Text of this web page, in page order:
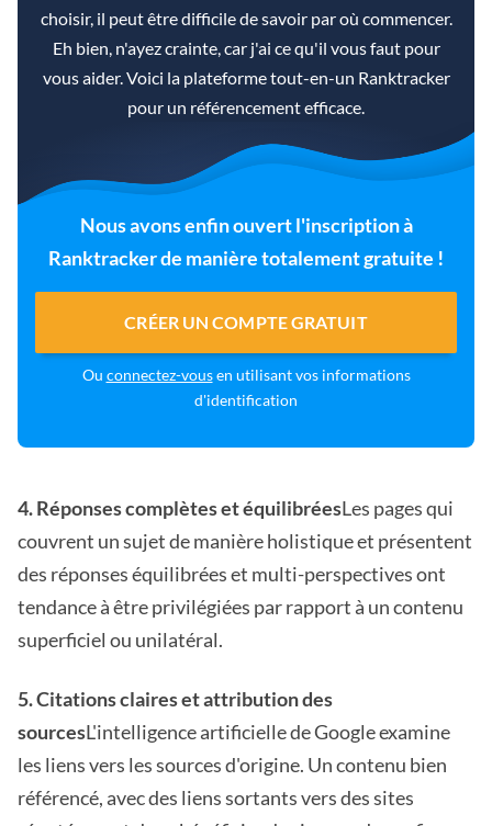
choisir, il peut être difficile de savoir par où commencer.
Eh bien, n'ayez crainte, car j'ai ce qu'il vous faut pour
vous aider. Voici la plateforme tout-en-un Ranktracker
pour un référencement efficace.
Nous avons enfin ouvert l'inscription à
Ranktracker de manière totalement gratuite !
CRÉER UN COMPTE GRATUIT
Ou connectez-vousen utilisant vos informations
d'identification
4. Réponses complètes et équilibréesLes pages qui
couvrent un sujet de manière holistique et présentent
des réponses équilibrées et multi-perspectives ont
tendance à être privilégiées par rapport à un contenu
superficiel ou unilatéral.
5. Citations claires et attribution des
sourcesL'intelligence artificielle de Google examine
les liens vers les sources d'origine. Un contenu bien
référencé, avec des liens sortants vers des sites